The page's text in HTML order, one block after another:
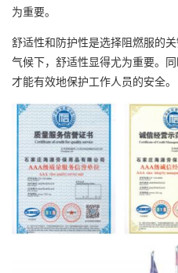
为重要。
舒适性和防护性是选择阻燃服的
气候下，舒适性显得尤为重要。
才能有效地保护工作人员的安全。